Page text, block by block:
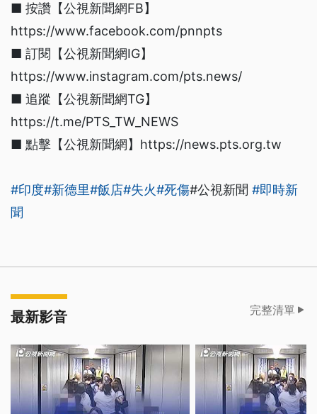
■ 按讚【公視新聞網FB】
https://www.facebook.com/pnnpts
■ 訂閱【公視新聞網IG】
https://www.instagram.com/pts.news/
■ 追蹤【公視新聞網TG】
https://t.me/PTS_TW_NEWS
■ 點擊【公視新聞網】https://news.pts.org.tw
#印度#新德里#飯店#失火#死傷#公視新聞 #即時新
聞
最新影音 完整清單